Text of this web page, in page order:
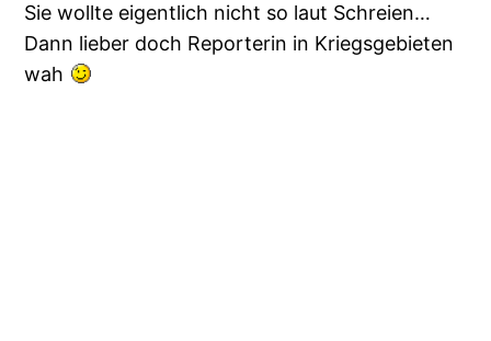
Sie wollte eigentlich nicht so laut Schreien…
Dann lieber doch Reporterin in Kriegsgebieten
wah